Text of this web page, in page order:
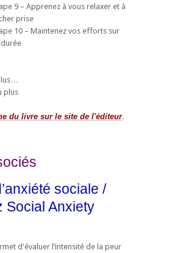
9 – Apprenez à vous relaxer et à
prise
10 – Maintenez vos efforts sur
durée
plus
du livre sur le site de l'éditeur.
sociale /
Social Anxiety
d'évaluer l’intensité de la peur